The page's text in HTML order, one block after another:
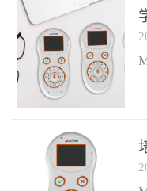
点讲解互动，还是课后
时反馈，QVote 都能灵
适配不同教学环节需求
让教师专注于教学内容
身，而非技术操作。多
热情QVote 提供了丰富
互动功能矩阵，满足不
学科、不同教学目标的